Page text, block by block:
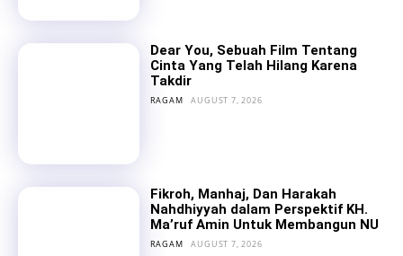
Dear You, Sebuah Film Tentang
Cinta Yang Telah Hilang Karena
Takdir
RAGAM AUGUST 7, 2026
Fikroh, Manhaj, Dan Harakah
Nahdhiyyah dalam Perspektif KH.
Ma’ruf Amin Untuk Membangun NU
RAGAM AUGUST 7, 2026